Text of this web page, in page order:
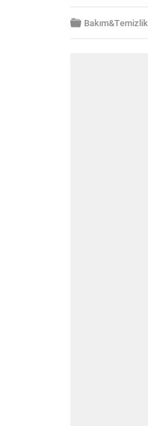
Bakım&Temizlik